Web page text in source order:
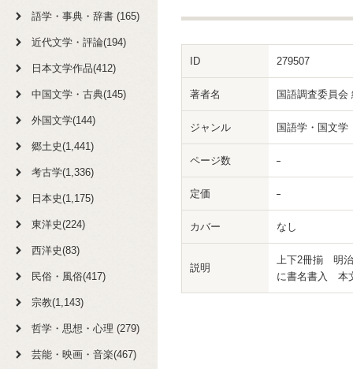
語学・事典・辞書 (165)
近代文学・評論(194)
日本文学作品(412)
中国文学・古典(145)
外国文学(144)
郷土史(1,441)
考古学(1,336)
日本史(1,175)
東洋史(224)
西洋史(83)
民俗・風俗(417)
宗教(1,143)
哲学・思想・心理 (279)
芸能・映画・音楽(467)
ID 279507
著者名 国語調査委員会
ジャンル 国語学・国文学
ページ数
定価
カバー なし
説明
上下2冊揃 明
に書名書入 本